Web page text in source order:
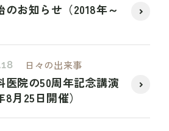
のお知らせ（2018年～
日々の出来事
医院の50周年記念講演
8月25日開催）